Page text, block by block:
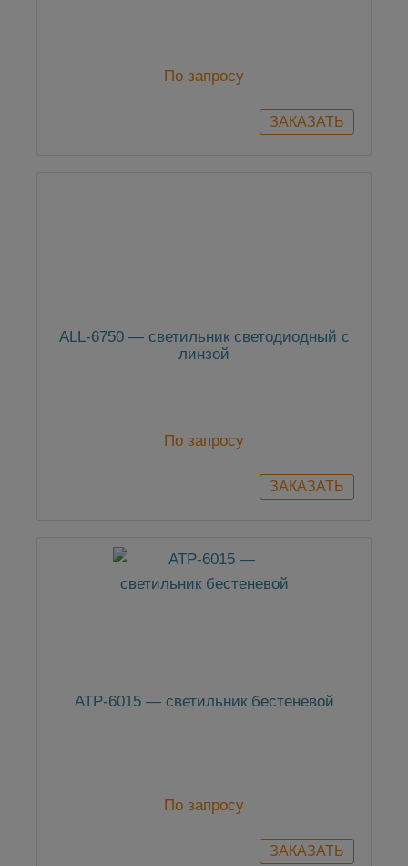
По запросу
ALL-6750 — светильник светодиодный с
линзой
По запросу
АТР-6015 — светильник бестеневой
По запросу